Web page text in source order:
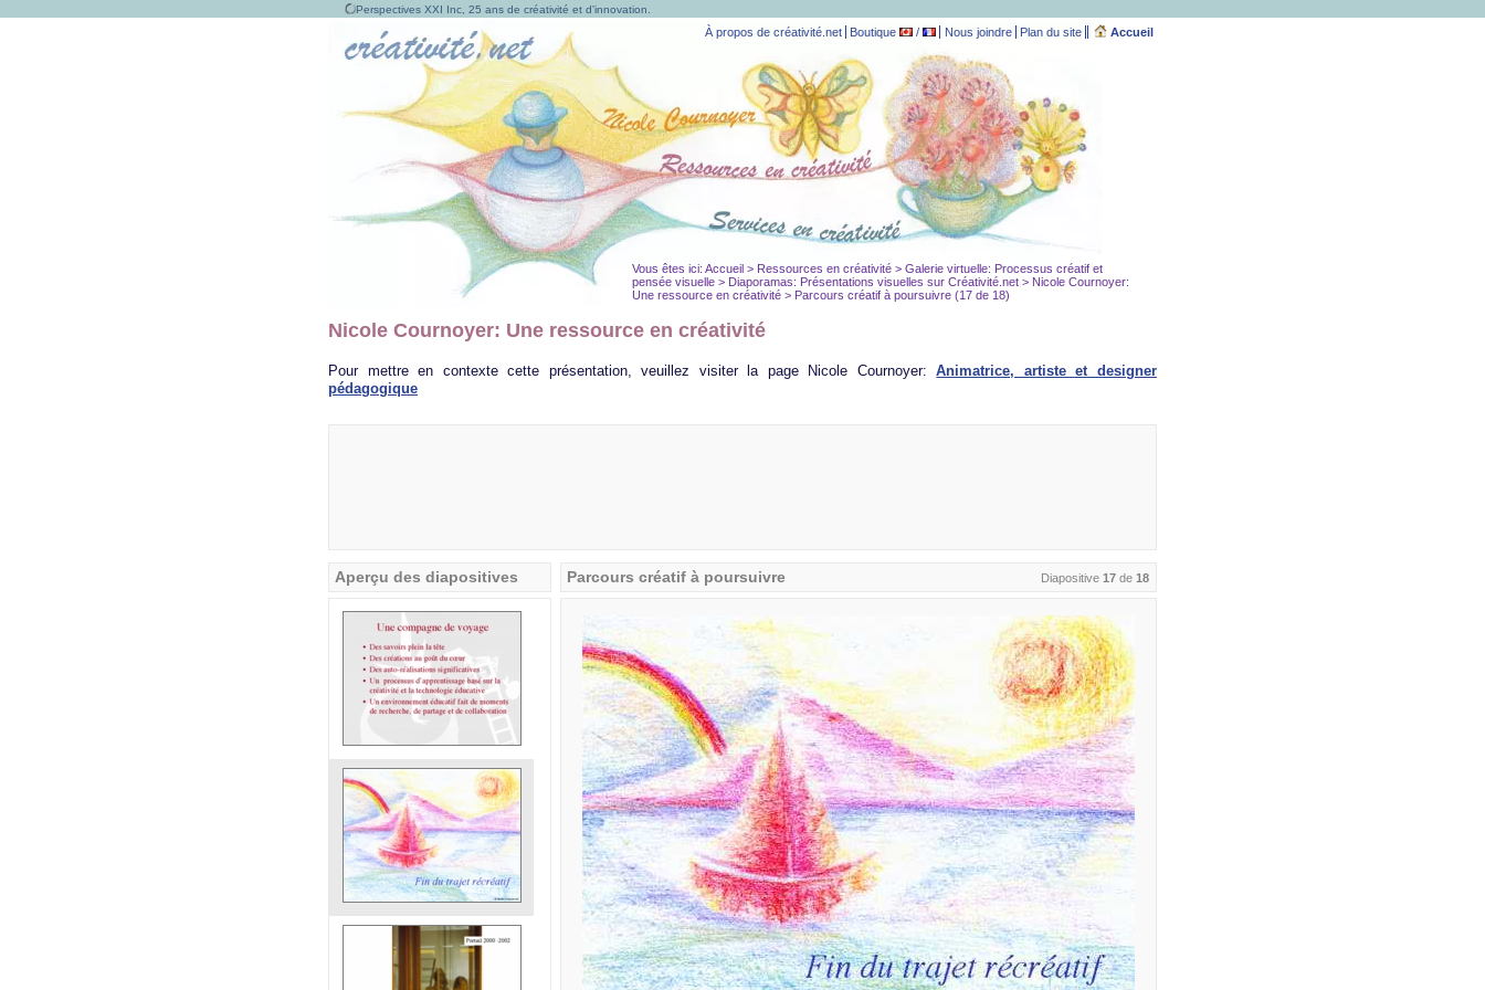
Perspectives XXI Inc, 25 ans de créativité et d'innovation.
À propos de créativité.net Boutique / Nous joindre Plan du site Accueil
Vous êtes ici: Accueil > Ressources en créativité > Galerie virtuelle: Processus créatif et
pensée visuelle > Diaporamas: Présentations visuelles sur Créativité.net > Nicole Cournoyer:
Une ressource en créativité > Parcours créatif à poursuivre (17 de 18)
Nicole Cournoyer: Une ressource en créativité
Pour mettre en contexte cette présentation, veuillez visiter la page Nicole Cournoyer:Animatrice, artiste et designer
pédagogique
Aperçu des diapositives Diapositive 17de 18
Parcours créatif à poursuivre